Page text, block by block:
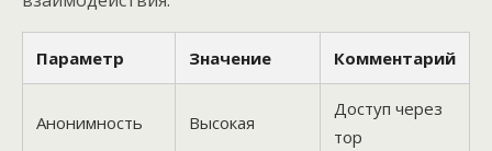
Параметр Значение Комментарий
Анонимность Высокая
Доступ через
тор